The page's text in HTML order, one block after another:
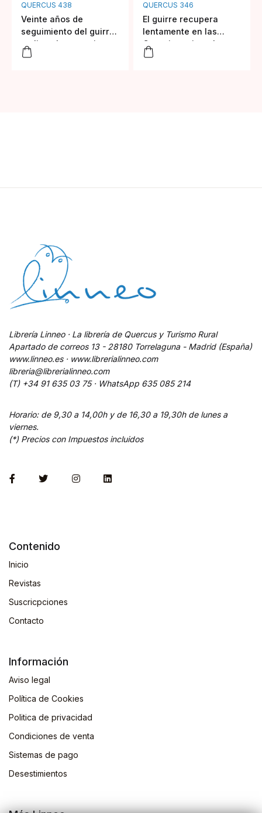
QUERCUS 438
Veinte años de
seguimiento del guirre
o alimoche canario
QUERCUS 346
El guirre recupera
lentamente en las
Canarias orientales
Librería Linneo · La librería de Quercus y Turismo Rural
Apartado de correos 13 - 28180 Torrelaguna - Madrid (España)
www.linneo.es · www.librerialinneo.com
libreria@librerialinneo.com
(T) +34 91 635 03 75 · WhatsApp 635 085 214
Horario: de 9,30 a 14,00h y de 16,30 a 19,30h de lunes a
viernes.
(*) Precios con Impuestos incluidos
Contenido
Inicio
Revistas
Suscricpciones
Contacto
Información
Aviso legal
Política de Cookies
Politica de privacidad
Condiciones de venta
Sistemas de pago
Desestimientos